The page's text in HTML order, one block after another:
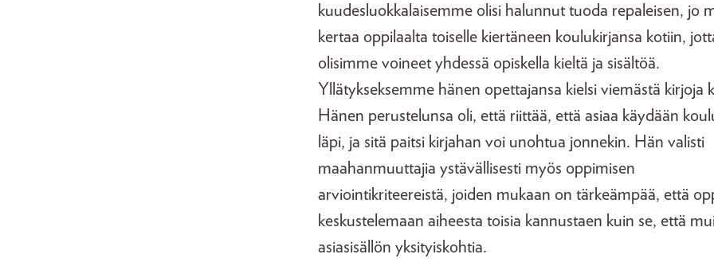
kuudesluokkalaisemme olisi halunnut tuoda repaleisen, jo
kertaa oppilaalta toiselle kiertäneen koulukirjansa kotiin,
olisimme voineet yhdessä opiskella kieltä ja sisältöä.
Yllätykseksemme hänen opettajansa kielsi viemästä kirjoja
Hänen perustelunsa oli, että riittää, että asiaa käydään
läpi, ja sitä paitsi kirjahan voi unohtua jonnekin. Hän valisti
maahanmuuttajia ystävällisesti myös oppimisen
arviointikriteereistä, joiden mukaan on tärkeämpää, että
keskustelemaan aiheesta toisia kannustaen kuin se, että
asiasisällön yksityiskohtia.